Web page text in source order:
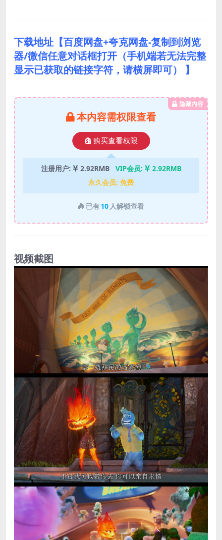
下载地址【百度网盘+夸克网盘-复制到浏览
器/微信任意对话框打开（手机端若无法完整
显示已获取的链接字符，请横屏即可） 】
隐藏内容
本内容需权限查看
购买查看权限
注册用户: 2.92RMB VIP会员:
2.92RMB
永久会员: 免费
已有10 人解锁查看
视频截图